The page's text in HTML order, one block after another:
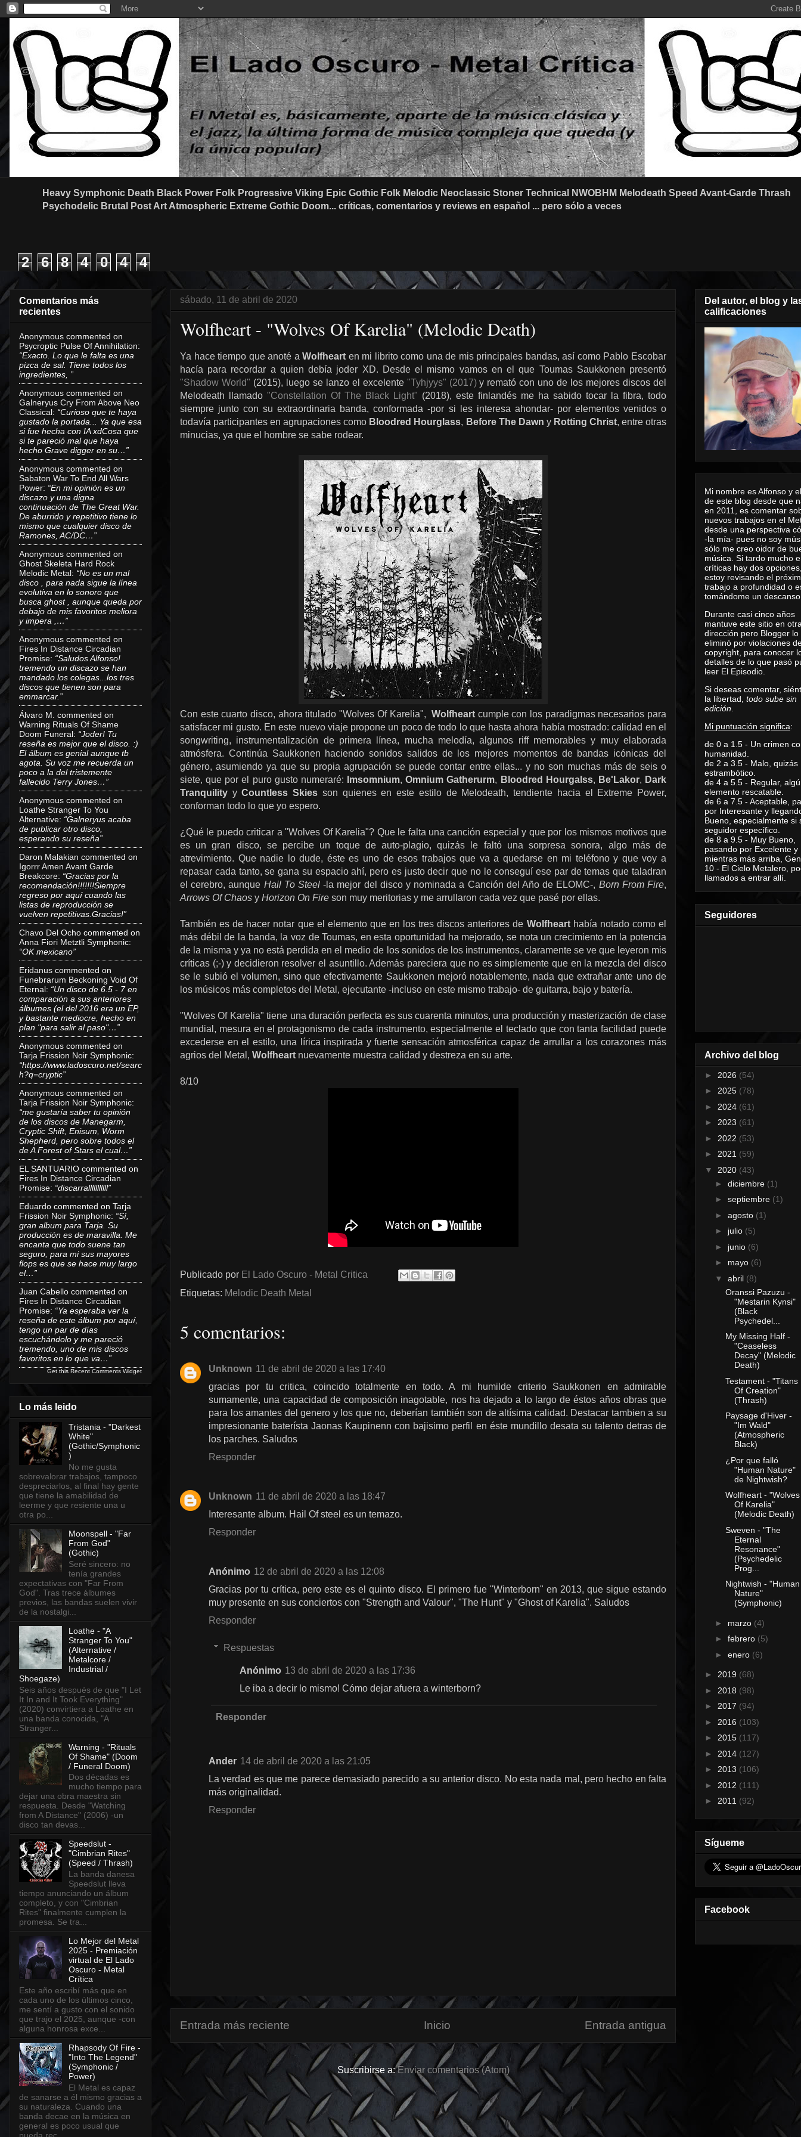
Heavy Symphonic Death Black Power Folk Progressive Viking Epic Gothic Folk Melodic Neoclassic Stoner Technical NWOBHM Melodeath Speed Avant-Garde Thrash
Psychodelic Brutal Post Art Atmospheric Extreme Gothic Doom... críticas, comentarios y reviews en español ... pero sólo a veces
2 6 8 4 0 4 4
sábado, 11 de abril de 2020
Wolfheart - "Wolves Of Karelia" (Melodic Death)
Ya hace tiempo que anoté aWolfheart en mi librito como una de mis principales bandas, así como Pablo Escobar
hacía para recordar a quien debía joder XD. Desde el mismo vamos en el que Toumas Saukkonen presentó
"Shadow World" (2015), luego se lanzo el excelente "Tyhjyys" (2017)y remató con uno de los mejores discos del
Melodeath llamado "Constellation Of The Black Light" (2018), este finlandés me ha sabido tocar la fibra, todo
siempre junto con su extraordinaria banda, conformada -por si les interesa ahondar- por elementos venidos o
todavía participantes en agrupaciones como Bloodred Hourglass, Before The Dawn y Rotting Christ, entre otras
minucias, ya que el hombre se sabe rodear.
Con este cuarto disco, ahora titulado "Wolves Of Karelia", Wolfheart cumple con los paradigmas necesarios para
satisfacer mi gusto. En este nuevo viaje propone un poco de todo lo que hasta ahora había mostrado: calidad en el
songwriting, instrumentalización de primera línea, mucha melodía, algunos riff memorables y muy elaborada
atmósfera. Continúa Saukkonen haciendo sonidos salidos de los mejores momentos de bandas icónicas del
género, asumiendo ya que su propia agrupación se puede contar entre ellas... y no son muchas más de seis o
siete, que por el puro gusto numeraré:
Imsomnium,Omnium Gatherurm, Bloodred Hourgalss, Be'Lakor, Dark
Tranquility yCountless Skies son quienes en este estilo de Melodeath, tendiente hacia el Extreme Power,
conforman todo lo que yo espero.
¿Qué le puedo criticar a "Wolves Of Karelia"? Que le falta una canción especial y que por los mismos motivos que
es un gran disco, se percibe un toque de auto-plagio, quizás le faltó una sorpresa sonora, algo más de
atrevimiento. Que nadie lo dude, éste es uno de esos trabajos que va a quedarse en mi teléfono y que voy a
repasar cada tanto, se gana su espacio ahí, pero es justo decir que no le conseguí ese par de temas que taladran
el cerebro, aunque Hail To Steel -la mejor del disco y nominada a Canción del Año de ELOMC-, Born From Fire,
Arrows Of Chaos y Horizon On Fire son muy meritorias y me arrullaron cada vez que pasé por ellas.
También es de hacer notar que el elemento que en los tres discos anteriores de Wolfhearthabía notado como el
más débil de la banda, la voz de Toumas, en esta oportunidad ha mejorado, se nota un crecimiento en la potencia
de la misma y ya no está perdida en el medio de los sonidos de los instrumentos, claramente se ve que leyeron mis
críticas (;-) y decidieron resolver el asuntillo. Además pareciera que no es simplemente que en la mezcla del disco
se le subió el volumen, sino que efectivamente Saukkonen mejoró notablemente, nada que extrañar ante uno de
los músicos más completos del Metal, ejecutante -incluso en este mismo trabajo- de guitarra, bajo y batería.
"Wolves Of Karelia" tiene una duración perfecta es sus cuarenta minutos, una producción y masterización de clase
mundial, mesura en el protagonismo de cada instrumento, especialmente el teclado que con tanta facilidad puede
excederse en el estilo, una lírica inspirada y fuerte sensación atmosférica capaz de arrullar a los corazones más
agrios del Metal, Wolfheart nuevamente muestra calidad y destreza en su arte.
8/10
Publicado por El Lado Oscuro - Metal Critica
Etiquetas: Melodic Death Metal
5 comentarios:
Unknown 11 de abril de 2020 a las 17:40
gracias por tu critica, coincido totalmente en todo. A mi humilde criterio Saukkonen en admirable
sumamente, una capacidad de composición inagotable, nos ha dejado a lo largo de éstos años obras que
para los amantes del genero y los que no, deberían también son de altísima calidad. Destacar tambien a su
impresionante baterísta Jaonas Kaupinenn con bajisimo perfil en éste mundillo desata su talento detras de
los parches. Saludos
Responder
Unknown 11 de abril de 2020 a las 18:47
Interesante album. Hail Of steel es un temazo.
Responder
Anónimo 12 de abril de 2020 a las 12:08
Gracias por tu crítica, pero este es el quinto disco. El primero fue "Winterborn" en 2013, que sigue estando
muy presente en sus conciertos con "Strength and Valour", "The Hunt" y "Ghost of Karelia". Saludos
Responder
Respuestas
Anónimo 13 de abril de 2020 a las 17:36
Le iba a decir lo mismo! Cómo dejar afuera a winterborn?
Responder
Ander 14 de abril de 2020 a las 21:05
La verdad es que me parece demasiado parecido a su anterior disco. No esta nada mal, pero hecho en falta
más originalidad.
Responder
Entrada más reciente Entrada antigua
Inicio
Suscribirse a:Enviar comentarios (Atom)
Comentarios más
recientes
Anonymous commented on
Psycroptic Pulse Of Annihilation:
“Exacto. Lo que le falta es una
pizca de sal. Tiene todos los
ingredientes, ”
Anonymous commented on
Galneryus Cry From Above Neo
Classical: “Curioso que te haya
gustado la portada... Ya que esa
si fue hecha con IA xdCosa que
si te pareció mal que haya
hecho Grave digger en su…”
Anonymous commented on
Sabaton War To End All Wars
Power: “En mi opinión es un
discazo y una digna
continuación de The Great War.
De aburrido y repetitivo tiene lo
mismo que cualquier disco de
Ramones, AC/DC…”
Anonymous commented on
Ghost Skeleta Hard Rock
Melodic Metal: “No es un mal
disco , para nada sigue la línea
evolutiva en lo sonoro que
busca ghost , aunque queda por
debajo de mis favoritos meliora
y impera ,…”
Anonymous commented on
Fires In Distance Circadian
Promise: “Saludos Alfonso!
tremendo un discazo se han
mandado los colegas...los tres
discos que tienen son para
emmarcar.”
Álvaro M. commented on
Warning Rituals Of Shame
Doom Funeral: “Joder! Tu
reseña es mejor que el disco. :)
El álbum es genial aunque tb
agota. Su voz me recuerda un
poco a la del tristemente
fallecido Terry Jones…”
Anonymous commented on
Loathe Stranger To You
Alternative: “Galneryus acaba
de publicar otro disco,
esperando su reseña”
Daron Malakian commented on
Igorrr Amen Avant Garde
Breakcore: “Gracias por la
recomendación!!!!!!!Siempre
regreso por aquí cuando las
listas de reproducción se
vuelven repetitivas.Gracias!”
Chavo Del Ocho commented on
Anna Fiori Metztli Symphonic:
“OK mexicano”
Eridanus commented on
Funebrarum Beckoning Void Of
Eternal: “Un disco de 6.5 - 7 en
comparación a sus anteriores
álbumes (el del 2016 era un EP,
y bastante mediocre, hecho en
plan "para salir al paso"…”
Anonymous commented on
Tarja Frission Noir Symphonic:
“https://www.ladoscuro.net/searc
h?q=cryptic”
Anonymous commented on
Tarja Frission Noir Symphonic:
“me gustaría saber tu opinión
de los discos de Manegarm,
Cryptic Shift, Enisum, Worm
Shepherd, pero sobre todos el
de A Forest of Stars el cual…”
EL SANTUARIO commented on
Fires In Distance Circadian
Promise: “discarralllllllllll”
Eduardo commented on Tarja
Frission Noir Symphonic: “Sí,
gran album para Tarja. Su
producción es de maravilla. Me
encanta que todo suene tan
seguro, para mi sus mayores
flops es que se hace muy largo
el…”
Juan Cabello commented on
Fires In Distance Circadian
Promise: “Ya esperaba ver la
reseña de este álbum por aquí,
tengo un par de días
escuchándolo y me pareció
tremendo, uno de mis discos
favoritos en lo que va…”
Get this Recent Comments Widget
Lo más leido
Tristania - "Darkest
White"
(Gothic/Symphonic
)
No me gusta
sobrevalorar trabajos, tampoco
despreciarlos, al final hay gente
que tiene la amabilidad de
leerme y que resiente una u
otra po...
Moonspell - "Far
From God"
(Gothic)
Seré sincero: no
tenía grandes
expectativas con "Far From
God". Tras trece álbumes
previos, las bandas suelen vivir
de la nostalgi...
Loathe - "A
Stranger To You"
(Alternative /
Metalcore /
Industrial /
Shoegaze)
Seis años después de que "I Let
It In and It Took Everything"
(2020) convirtiera a Loathe en
una banda conocida, "A
Stranger...
Warning - "Rituals
Of Shame" (Doom
/ Funeral Doom)
Dos décadas es
mucho tiempo para
dejar una obra maestra sin
respuesta. Desde "Watching
from A Distance" (2006) -un
disco tan devas...
Speedslut -
"Cimbrian Rites"
(Speed / Thrash)
La banda danesa
Speedslut lleva
tiempo anunciando un álbum
completo, y con "Cimbrian
Rites" finalmente cumplen la
promesa. Se tra...
Lo Mejor del Metal
2025 - Premiación
virtual de El Lado
Oscuro - Metal
Crítica
Este año escribí más que en
cada uno de los últimos cinco,
me sentí a gusto con el sonido
que trajo el 2025, aunque -con
alguna honrosa exce...
Rhapsody Of Fire -
"Into The Legend"
(Symphonic /
Power)
El Metal es capaz
de sanarse a él mismo gracias a
su naturaleza. Cuando una
banda decae en la música en
general es poco usual que
pueda rec...
Del autor, el blog y
calificaciones
Mi nombre es Alfonso y
de este blog desde que
en 2011, es comentar
nuevos trabajos en el
desde una perspectiva
-la mía- pues no soy
sólo me creo oidor de
música. Si tardo mucho
críticas hay dos
estoy revisando el
trabajo a profundidad o
tomándome un
Durante casi cinco años
mantuve este sitio en
dirección pero Blogger lo
eliminó por violaciones
copyright, para conocer
detalles de lo que pasó
leer El Episodio
Si deseas comentar,
la libertad, todo sube sin
edición
Mi puntuación significa:
de 0 a 1.5 - Un crimen
humanidad.
de 2 a 3.5 - Malo, quizás
estrambótico.
de 4 a 5.5 - Regular,
elemento rescatable.
de 6 a 7.5 - Aceptable,
por Interesante y
Bueno, especialmente si
seguidor específico.
de 8 a 9.5 - Muy Bueno,
pasando por Excelente y
mientras más arriba,
10 - El Cielo Metalero,
llamados a entrar allí.
Seguidores
Archivo del blog
► 2026 (54)
► 2025 (78)
► 2024 (61)
► 2023 (61)
► 2022 (53)
► 2021 (59)
▼ 2020 (43)
► diciembre (1)
► septiembre (1)
► agosto (1)
► julio (5)
► junio (6)
► mayo (6)
▼ abril (8)
Oranssi Pazuzu -
"Mestarin Kynsi"
(Black
Psychedel...
My Missing Half -
"Ceaseless
Decay" (Melodic
Death)
Testament - "Titans
Of Creation"
(Thrash)
Paysage d'Hiver -
"Im Wald"
(Atmospheric
Black)
¿Por que falló
"Human Nature"
de Nightwish?
Wolfheart - "Wolves
Of Karelia"
(Melodic Death)
Sweven - "The
Eternal
Resonance"
(Psychedelic
Prog...
Nightwish - "Human
Nature"
(Symphonic)
► marzo (4)
► febrero (5)
► enero (6)
► 2019 (68)
► 2018 (98)
► 2017 (94)
► 2016 (103)
► 2015 (117)
► 2014 (127)
► 2013 (106)
► 2012 (111)
► 2011 (92)
Sígueme
Facebook